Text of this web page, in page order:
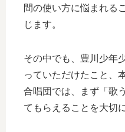
間の使い方に悩まれる
じます。
その中でも、豊川少年
っていただけたこと、
合唱団では、まず「歌
てもらえることを大切